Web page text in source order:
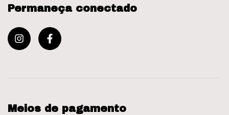
Permaneça conectado
Meios de pagamento